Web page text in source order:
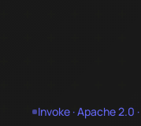
Invoke · Apache 2.0